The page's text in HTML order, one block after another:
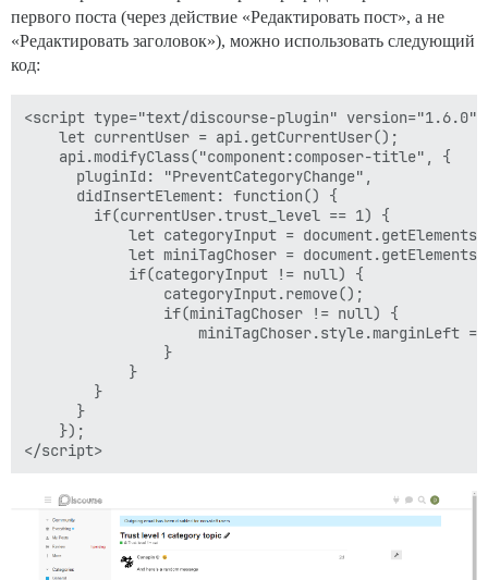
первого поста (через действие «Редактировать пост», а не
«Редактировать заголовок»), можно использовать следующий
код:
<script type="text/discourse-plugin" version="1.6.0">
    let currentUser = api.getCurrentUser();
    api.modifyClass("component:composer-title", {
      pluginId: "PreventCategoryChange",
      didInsertElement: function() {
        if(currentUser.trust_level == 1) {
let categoryInput =
let miniTagChoser =
            if(categoryInput != null) {
                categoryInput.remove();
                if(miniTagChoser != null) {
miniTagChoser.style.marginLeft =
                }
            }
        }
      }
    });